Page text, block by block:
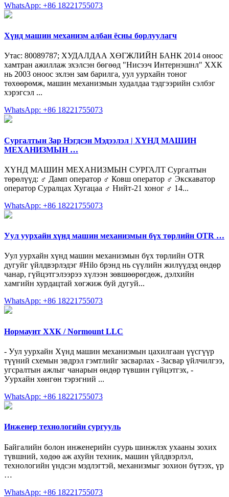
WhatsApp: +86 18221755073
Хүнд машин механизм албан ёсны борлуулагч
Утас: 80089787; ХУДАЛДАА ХӨГЖЛИЙН БАНК 2014 оноос
хамтран ажиллаж эхэлсэн бөгөөд "Нисээч Интернэшнл" ХХК
нь 2003 оноос эхлэн зам барилга, уул уурхайн тоног
төхөөрөмж, машин механизмын худалдаа тэдгээрийн сэлбэг
хэрэгсэл ...
WhatsApp: +86 18221755073
Сургалтын Зар Нэгдсэн Мэдээлэл | ХҮНД МАШИН
МЕХАНИЗМЫН …
ХҮНД МАШИН МЕХАНИЗМЫН СУРГАЛТ Сургалтын
төрөлүүд: ‍♂️ Дамп оператор ‍♂️ Ковш оператор ‍♂️ Экскаватор
оператор Суралцах Хугацаа ‍♂️ Нийт-21 хоног ‍♂️ 14...
WhatsApp: +86 18221755073
Уул уурхайн хүнд машин механизмын бүх төрлийн OTR …
Уул уурхайн хүнд машин механизмын бүх төрлийн OTR
дугуйг үйлдвэрлэдэг #Hilo брэнд нь сүүлийн жилүүдэд өндөр
чанар, гүйцэтгэлээрээ хүлээн зөвшөөрөгдөж, дэлхийн
хамгийн хурдацтай хөгжиж буй дугуй...
WhatsApp: +86 18221755073
Нормаунт ХХК / Normount LLC
- Уул уурхайн Хүнд машин механизмын цахилгаан үүсгүүр
түүний схемын эвдрэл гэмтлийг засварлах - Засвар үйлчилгээ,
угсралтын ажлыг чанарын өндөр түвшин гүйцэтгэх, -
Уурхайн хөнгөн тэрэгний ...
WhatsApp: +86 18221755073
Инженер технологийн сургууль
Байгалийн болон инженерийн суурь шинжлэх ухааны зохих
түвшний, хөдөө аж ахуйн техник, машин үйлдвэрлэл,
технологийн үндсэн мэдлэгтэй, механизмыг зохион бүтээх, үр
…
WhatsApp: +86 18221755073